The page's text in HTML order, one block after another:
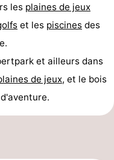
les plaines de jeux
et les piscines des
et ailleurs dans
de jeux, et le bois